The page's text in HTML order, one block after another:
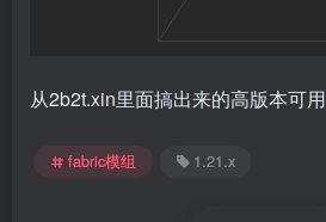
从2b2t.xin里面搞出来的高版本可用
fabric模组 1.21.x